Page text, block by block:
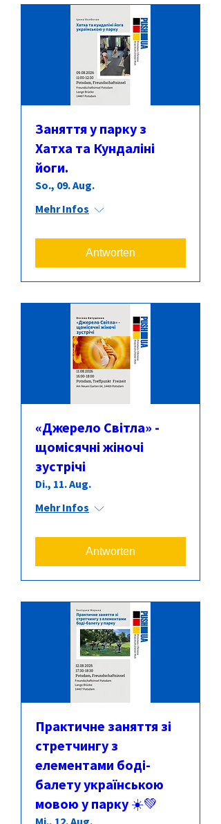
Заняття у парку з
Хатха та Кундаліні
йоги.
So., 09. Aug.
Mehr Infos
Antworten
«Джерело Світла» -
щомісячні жіночі
зустрічі
Di., 11. Aug.
Mehr Infos
Antworten
Практичне заняття зі
стретчингу з
елементами боді-
балету українською
мовою у парку ☀️💚